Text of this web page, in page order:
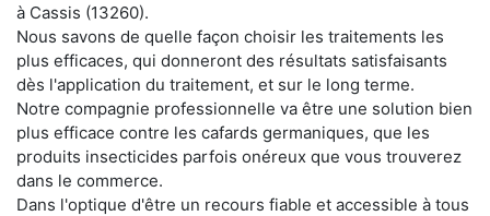
à Cassis (13260).
Nous savons de quelle façon choisir les traitements les
plus efficaces, qui donneront des résultats satisfaisants
dès l'application du traitement, et sur le long terme.
Notre compagnie professionnelle va être une solution bien
plus efficace contre les cafards germaniques, que les
produits insecticides parfois onéreux que vous trouverez
dans le commerce.
Dans l'optique d'être un recours fiable et accessible à tous